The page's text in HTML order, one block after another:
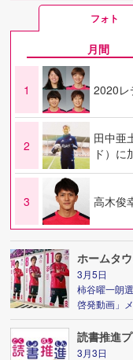
フォト
月間
1 2020
2
田中亜
ド）に
3 高木俊
ホームタ
3月5日
柿谷曜一朗
啓発動画」
読書推進
3月3日